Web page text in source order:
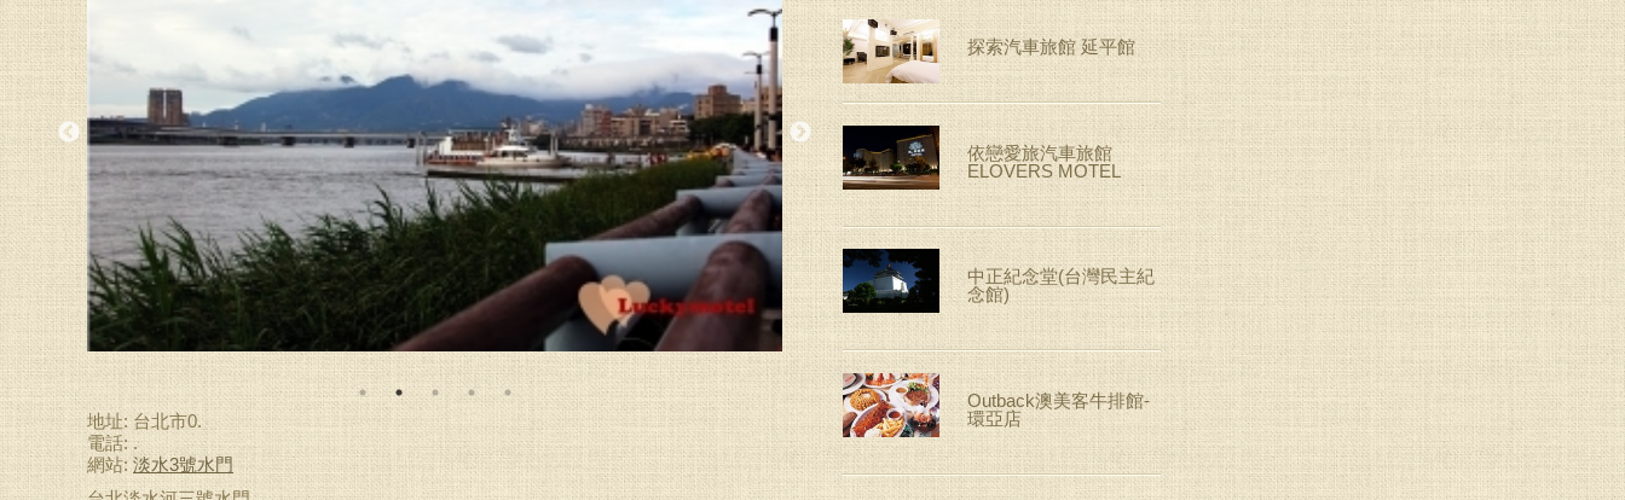
地址: 台北市0.
電話: .
網站:淡水3號水門
探索汽車旅館 延平館
依戀愛旅汽車旅館
ELOVERS MOTEL
中正紀念堂(台灣民主紀
念館)
Outback澳美客牛排館-
環亞店